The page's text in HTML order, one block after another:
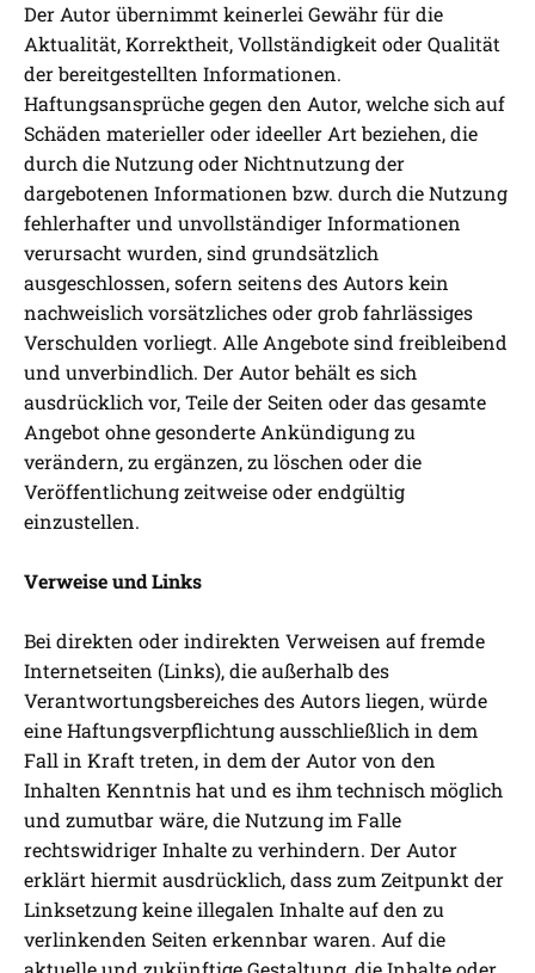
Der Autor übernimmt keinerlei Gewähr für die
Aktualität, Korrektheit, Vollständigkeit oder Qualität
der bereitgestellten Informationen.
Haftungsansprüche gegen den Autor, welche sich auf
Schäden materieller oder ideeller Art beziehen, die
durch die Nutzung oder Nichtnutzung der
dargebotenen Informationen bzw. durch die Nutzung
fehlerhafter und unvollständiger Informationen
verursacht wurden, sind grundsätzlich
ausgeschlossen, sofern seitens des Autors kein
nachweislich vorsätzliches oder grob fahrlässiges
Verschulden vorliegt. Alle Angebote sind freibleibend
und unverbindlich. Der Autor behält es sich
ausdrücklich vor, Teile der Seiten oder das gesamte
Angebot ohne gesonderte Ankündigung zu
verändern, zu ergänzen, zu löschen oder die
Veröffentlichung zeitweise oder endgültig
einzustellen.
Verweise und Links
Bei direkten oder indirekten Verweisen auf fremde
Internetseiten (Links), die außerhalb des
Verantwortungsbereiches des Autors liegen, würde
eine Haftungsverpflichtung ausschließlich in dem
Fall in Kraft treten, in dem der Autor von den
Inhalten Kenntnis hat und es ihm technisch möglich
und zumutbar wäre, die Nutzung im Falle
rechtswidriger Inhalte zu verhindern. Der Autor
erklärt hiermit ausdrücklich, dass zum Zeitpunkt der
Linksetzung keine illegalen Inhalte auf den zu
verlinkenden Seiten erkennbar waren. Auf die